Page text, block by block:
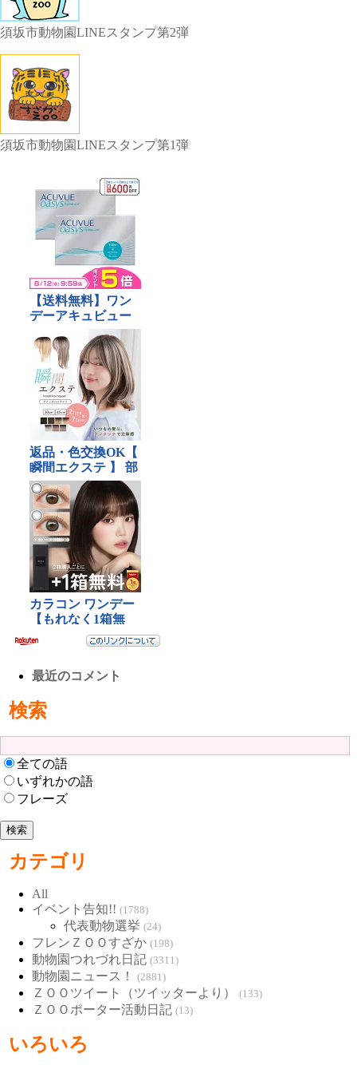
須坂市動物園LINEスタンプ第2弾
須坂市動物園LINEスタンプ第1弾
最近のコメント
検索
全ての語
いずれかの語
フレーズ
カテゴリ
All
イベント告知!! (1788)
代表動物選挙 (24)
フレンＺＯＯすざか (198)
動物園つれづれ日記 (3311)
動物園ニュース！ (2881)
ＺＯＯツイート（ツイッターより） (133)
ＺＯＯポーター活動日記 (13)
いろいろ